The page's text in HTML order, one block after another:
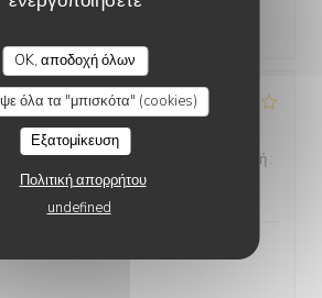
OK, αποδοχή όλων
όλα τα "μπισκότα" (cookies)
Εξατομίκευση
Πολιτική απορρήτου
undefined
- καλεσμένοι 3
:4/5 Μενού Ποιότητα / Τιμή :
O'CHAROLAIS